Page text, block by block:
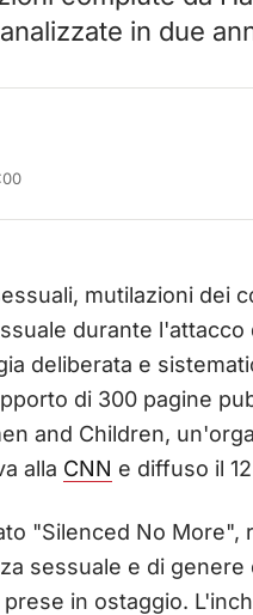
in due
mutilazioni dei
durante
deliberata e
di 300 pagine
and Children,
alla CNN e diffuso il
"Silenced No
sessuale e di
prese in ostaggio.